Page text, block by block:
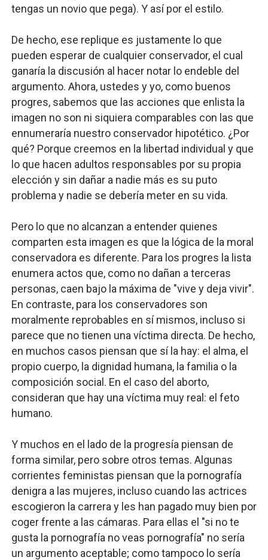
tengas un novio que pega). Y así por el estilo.
De hecho, ese replique es justamente lo que
pueden esperar de cualquier conservador, el cual
ganaría la discusión al hacer notar lo endeble del
argumento. Ahora, ustedes y yo, como buenos
progres, sabemos que las acciones que enlista la
imagen no son ni siquiera comparables con las que
ennumeraría nuestro conservador hipotético. ¿Por
qué? Porque creemos en la libertad individual y que
lo que hacen adultos responsables por su propia
elección y sin dañar a nadie más es su puto
problema y nadie se debería meter en su vida.
Pero lo que no alcanzan a entender quienes
comparten esta imagen es que la lógica de la moral
conservadora es diferente. Para los progres la lista
enumera actos que, como no dañan a terceras
personas, caen bajo la máxima de "vive y deja vivir".
En contraste, para los conservadores son
moralmente reprobables en sí mismos, incluso si
parece que no tienen una víctima directa. De hecho,
en muchos casos piensan que sí la hay: el alma, el
propio cuerpo, la dignidad humana, la familia o la
composición social. En el caso del aborto,
consideran que hay una víctima muy real: el feto
humano.
Y muchos en el lado de la progresía piensan de
forma similar, pero sobre otros temas. Algunas
corrientes feministas piensan que la pornografía
denigra a las mujeres, incluso cuando las actrices
escogieron la carrera y les han pagado muy bien por
coger frente a las cámaras. Para ellas el "si no te
gusta la pornografía no veas pornografía" no sería
un argumento aceptable; como tampoco lo sería